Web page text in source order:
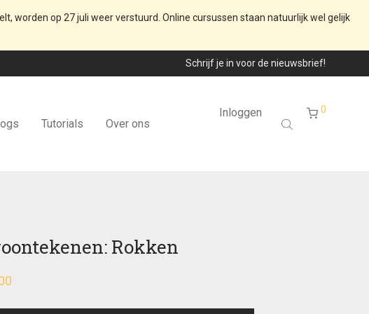
worden op 27 juli weer verstuurd. Online cursussen staan natuurlijk wel gelijk
Schrijf je in voor de nieuwsbrief!
Tutorials Over ons
Inloggen 0
Rokken